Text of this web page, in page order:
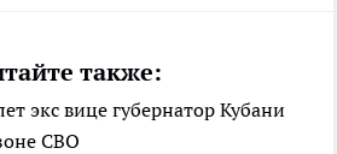
также:
экс вице губернатор Кубани
СВО